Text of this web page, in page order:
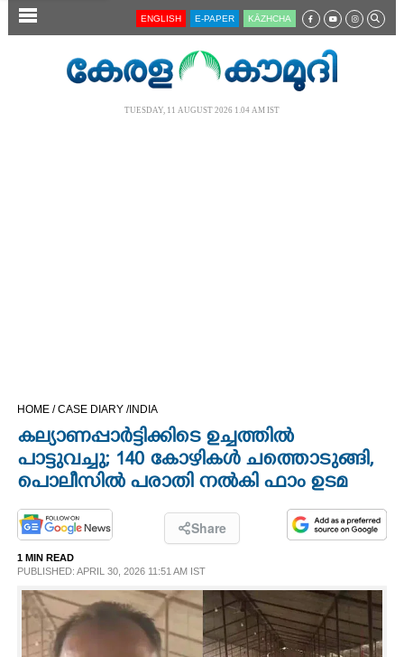
SECTIONS
OPINION
PHOTOS
LIFESTYLE
SPIRITUAL
ENGLISH E-PAPER KĀZHCHA
TUESDAY, 11 AUGUST 2026 1.04 AM IST
HOME /CASE DIARY /INDIA
കല്യാണപ്പാർട്ടിക്കിടെ ഉച്ചത്തിൽ
പാട്ടുവച്ചു; 140 കോഴികൾ ചത്തൊടുങ്ങി,
പൊലീസിൽ പരാതി നൽകി ഫാം ഉടമ
Share
1 MIN READ
PUBLISHED: APRIL 30, 2026 11:51 AM IST